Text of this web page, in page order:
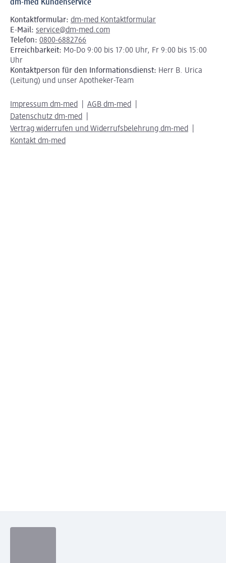
dm-med Kundenservice
Kontaktformular: dm-med Kontaktformular
E-Mail: service@dm-med.com
Telefon: 0800-6882766
Erreichbarkeit: Mo-Do 9:00 bis 17:00 Uhr, Fr 9:00 bis 15:00
Uhr
Kontaktperson für den Informationsdienst: Herr B. Urica
(Leitung) und unser Apotheker-Team
Impressum dm-med
AGB dm-med
Datenschutz dm-med
Vertrag widerrufen und Widerrufsbelehrung dm-med
Kontakt dm-med